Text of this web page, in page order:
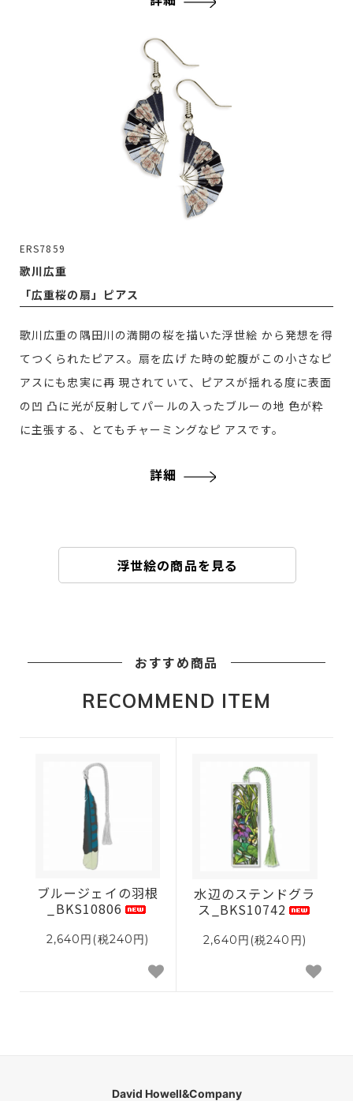
ERS7859
歌川広重
「広重桜の扇」ピアス
歌川広重の隅田川の満開の桜を描いた浮世絵 から発想を得
てつくられたピアス。扇を広げ た時の蛇腹がこの小さなピ
アスにも忠実に再 現されていて、ピアスが揺れる度に表面
の凹 凸に光が反射してパールの入ったブルーの地 色が粋
に主張する、とてもチャーミングなピ アスです。
詳細
浮世絵の商品を見る
おすすめ商品
RECOMMEND ITEM
ブルージェイの羽根
_BKS10806
2,640円(税240円)
水辺のステンドグラ
ス_BKS10742
2,640円(税240円)
David Howell&Company